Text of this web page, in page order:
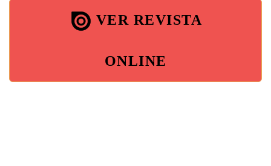
VER REVISTA
ONLINE